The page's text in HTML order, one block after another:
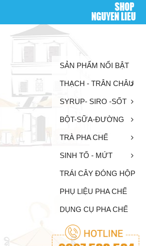
SẢN PHẨM NỔI BẬT
THẠCH - TRÂN CHÂU
SYRUP- SIRO -SỐT
BỘT-SỮA-ĐƯỜNG
TRÀ PHA CHẾ
SINH TỐ - MỨT
TRÁI CÂY ĐÓNG HỘP
PHỤ LIỆU PHA CHẾ
DỤNG CỤ PHA CHẾ